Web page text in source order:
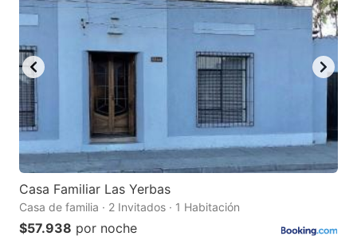
Casa Familiar Las Yerbas
Casa de familia · 2 Invitados · 1 Habitación
$57.938 por noche